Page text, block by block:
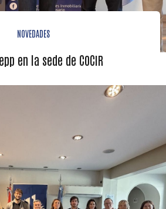
NOVEDADES
en la sede de COCIR